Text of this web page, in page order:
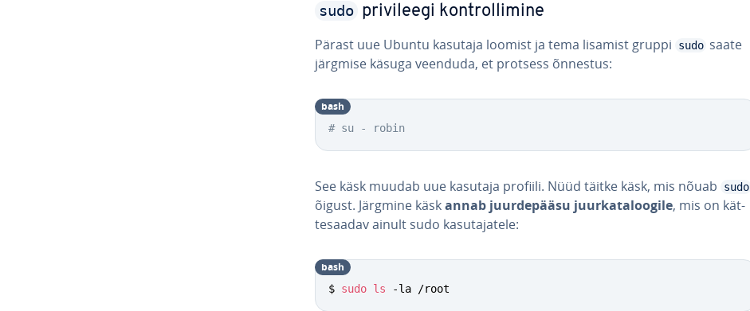
sudo pri­vi­leegi kont­rol­li­mine
Pärast uue Ubuntu kasutaja loomist ja tema lisamist gruppi sudo saate
järgmise käsuga veenduda, et protsess õnnestus:
# su - robin
bash
See käsk muudab uue kasutaja profiili. Nüüd täitke käsk, mis nõuab sudo
õigust. Järgmine käskannab juur­de­pääsu juur­ka­ta­loo­gile, mis on kät­
te­saa­dav ainult sudo ka­su­ta­ja­tele:
$ sudo ls -la /root
bash